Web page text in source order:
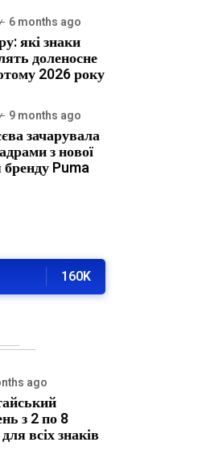
6 months ago
які знаки
доленосне
2026 року
9 months ago
зачарувала
з нової
бренду Puma
160K
ago
з 2 по 8
всіх знаків